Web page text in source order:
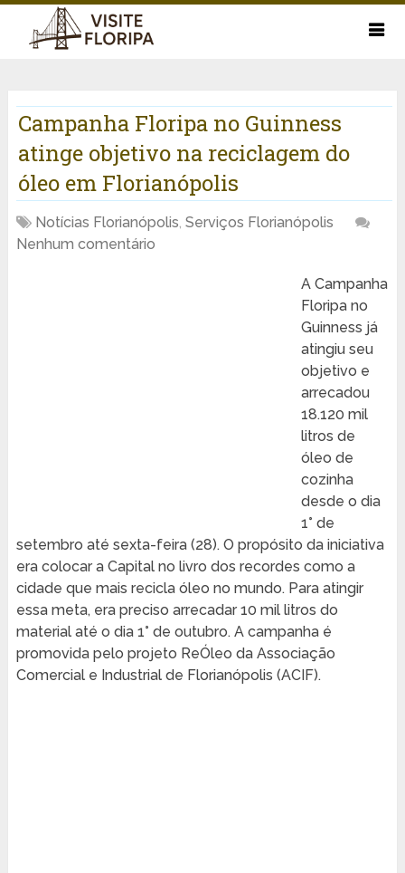
Campanha Floripa no Guinness
atinge objetivo na reciclagem do
óleo em Florianópolis
Notícias Florianópolis, Serviços Florianópolis
Nenhum comentário
A Campanha
Floripa no
Guinness já
atingiu seu
objetivo e
arrecadou
18.120 mil
litros de
óleo de
cozinha
desde o dia
1° de
setembro até sexta-feira (28). O propósito da iniciativa
era colocar a Capital no livro dos recordes como a
cidade que mais recicla óleo no mundo. Para atingir
essa meta, era preciso arrecadar 10 mil litros do
material até o dia 1° de outubro. A campanha é
promovida pelo projeto ReÓleo da Associação
Comercial e Industrial de Florianópolis (ACIF).